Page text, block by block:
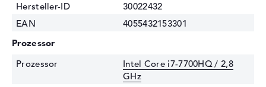
Hersteller-ID
30022432
EAN
4055432153301
Prozessor
Prozessor
Intel Core i7-7700HQ / 2,8
GHz